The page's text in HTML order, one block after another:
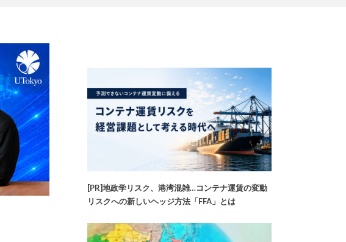
[PR]地政学リスク、港湾混雑…コンテナ運賃の変動
リスクへの新しいヘッジ方法「FFA」とは